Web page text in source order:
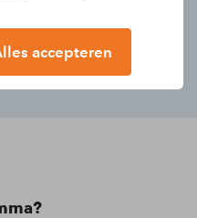
accepteren